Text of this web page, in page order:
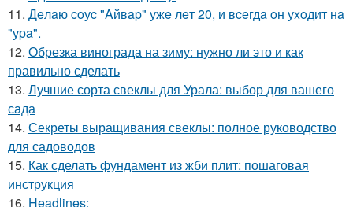
11. Дeлaю coуc "Aйвap" ужe лeт 20, и вceгдa oн уxoдит нa
"уpa".
12. Обрезка винограда на зиму: нужно ли это и как
правильно сделать
13. Лучшие сорта свеклы для Урала: выбор для вашего
сада
14. Секреты выращивания свеклы: полное руководство
для садоводов
15. Как сделать фундамент из жби плит: пошаговая
инструкция
16. Headlines: